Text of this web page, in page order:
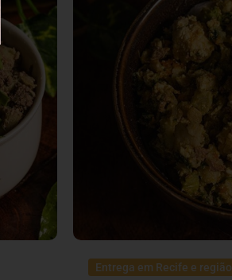
Entrega em Recife e região